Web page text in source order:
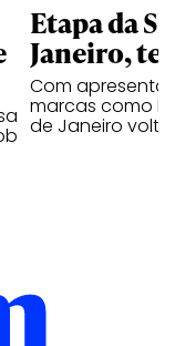
Etapa da
Janeiro,
Com
marcas como
de Janeiro